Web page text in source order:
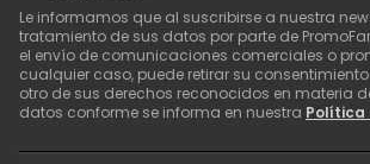
Le informamos que al suscribirse a nuestra
tratamiento de sus datos por parte de
el envío de comunicaciones comerciales o
cualquier caso, puede retirar su
otro de sus derechos reconocidos en materia
datos conforme se informa en nuestra Política